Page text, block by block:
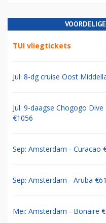
TUI vliegtickets
Jul: 8-dg cruise Oost
Jul: 9-daagse Chogogo
€1056
Sep: Amsterdam - Curacao
Sep: Amsterdam - Aruba
Mei: Amsterdam - Bonaire